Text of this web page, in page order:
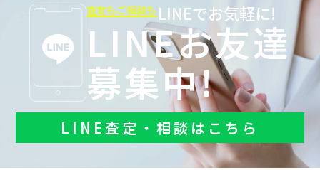
査定もご相談も LINEでお気軽に!
LINEお友達
募集中!
LINE査定・相談はこちら